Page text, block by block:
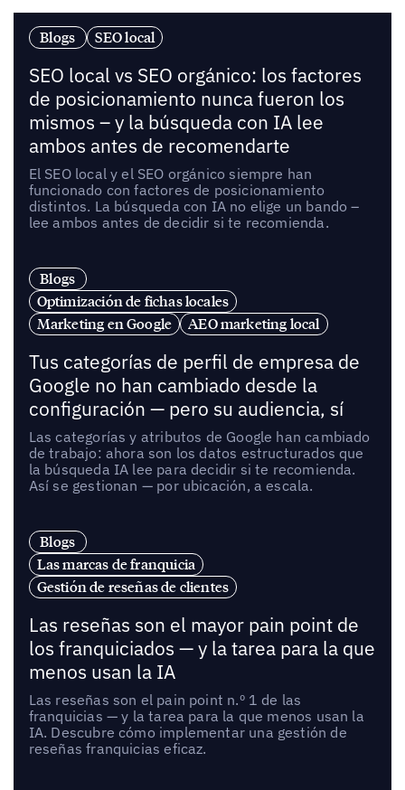
Blogs SEO local
SEO local vs SEO orgánico: los factores
de posicionamiento nunca fueron los
mismos – y la búsqueda con IA lee
ambos antes de recomendarte
El SEO local y el SEO orgánico siempre han
funcionado con factores de posicionamiento
distintos. La búsqueda con IA no elige un bando –
lee ambos antes de decidir si te recomienda.
Blogs
Optimización de fichas locales
Marketing en Google
AEO marketing local
Tus categorías de perfil de empresa de
Google no han cambiado desde la
configuración — pero su audiencia, sí
Las categorías y atributos de Google han cambiado
de trabajo: ahora son los datos estructurados que
la búsqueda IA lee para decidir si te recomienda.
Así se gestionan — por ubicación, a escala.
Blogs
Las marcas de franquicia
Gestión de reseñas de clientes
Las reseñas son el mayor pain point de
los franquiciados — y la tarea para la que
menos usan la IA
Las reseñas son el pain point n.º 1 de las
franquicias — y la tarea para la que menos usan la
IA. Descubre cómo implementar una gestión de
reseñas franquicias eficaz.